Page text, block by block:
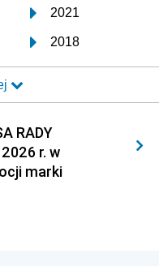
2021
2018
2015
2012
2009
2006
RADY
r. w
marki